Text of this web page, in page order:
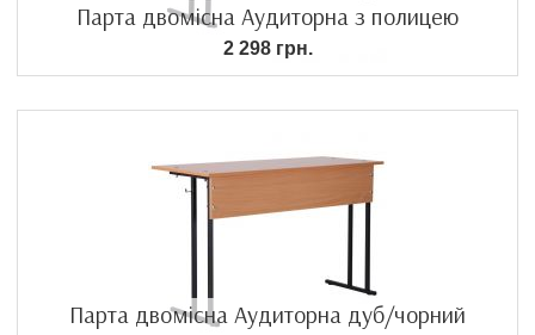
Парта двомісна Аудиторна з полицею
2 298 грн.
Парта двомісна Аудиторна дуб/чорний